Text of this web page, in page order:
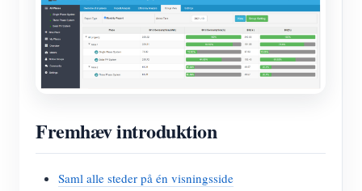
Fremhæv introduktion
Saml alle steder på én visningsside